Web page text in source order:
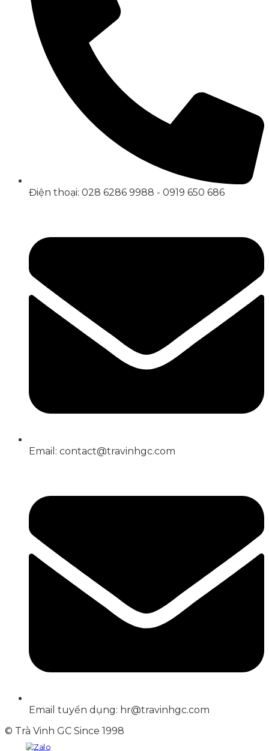
Điện thoại: 028 6286 9988 - 0919 650 686
Email: contact@travinhgc.com
Email tuyển dụng: hr@travinhgc.com
© Trà Vinh GC Since 1998